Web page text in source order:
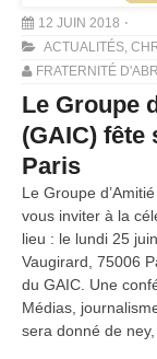
12 JUIN 2018
ACTUALITÉS,
FRATERNITÉ
Le Groupe
(GAIC) fête
Paris
Le Groupe
vous inviter à la
lieu : le lundi 25
Vaugirard, 75006
du GAIC. Une
Médias,
sera donné de